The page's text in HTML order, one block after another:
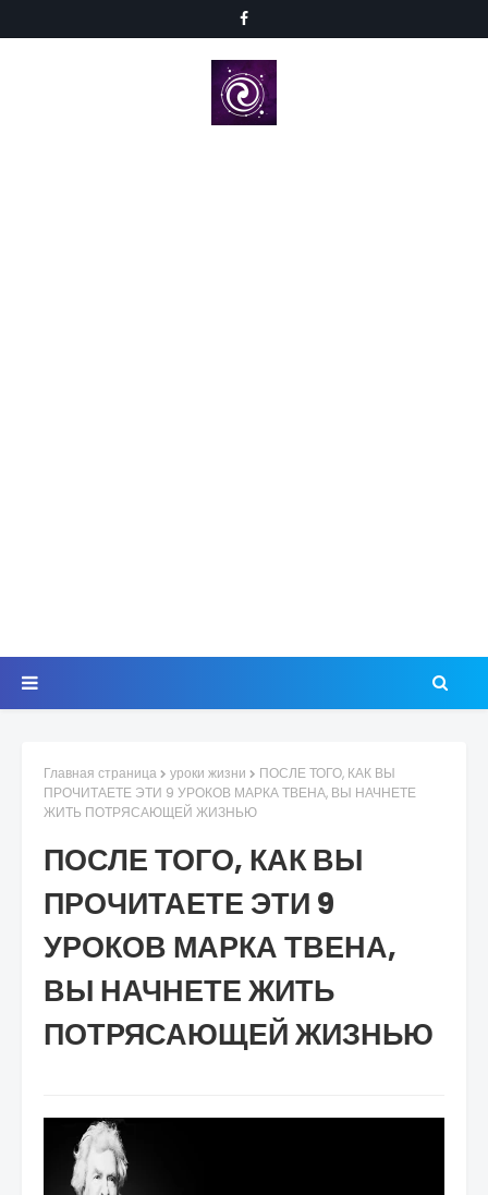
Главная страница уроки жизни
ПОСЛЕ ТОГО, КАК ВЫ
ПРОЧИТАЕТЕ ЭТИ 9 УРОКОВ МАРКА ТВЕНА, ВЫ НАЧНЕТЕ
ЖИТЬ ПОТРЯСАЮЩЕЙ ЖИЗНЬЮ
ПОСЛЕ ТОГО, КАК ВЫ
ПРОЧИТАЕТЕ ЭТИ 9
УРОКОВ МАРКА ТВЕНА,
ВЫ НАЧНЕТЕ ЖИТЬ
ПОТРЯСАЮЩЕЙ ЖИЗНЬЮ